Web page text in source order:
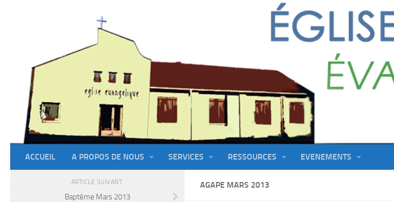
ACCUEIL A PROPOS DE NOUS SERVICES RESSOURCES EVENEMENTS
AGAPE MARS 2013
ARTICLE SUIVANT
Baptême Mars 2013